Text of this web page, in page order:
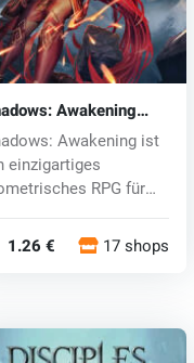
Awakening
CD keyAwakening ist
einzigartiges
RPG für
1.26 € 17 shops